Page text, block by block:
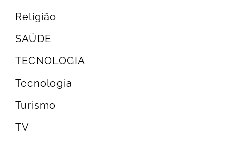
Religião
SAÚDE
TECNOLOGIA
Tecnologia
Turismo
TV